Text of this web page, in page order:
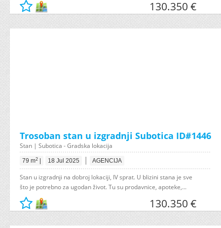
130.350 €
Trosoban stan u izgradnji Subotica ID#1446
Stan | Subotica - Gradska lokacija
79 m2 18 Jul 2025 | AGENCIJA
Stan u izgradnji na dobroj lokaciji, IV sprat. U blizini stana je sve
što je potrebno za ugodan život. Tu su prodavnice, apoteke,...
130.350 €